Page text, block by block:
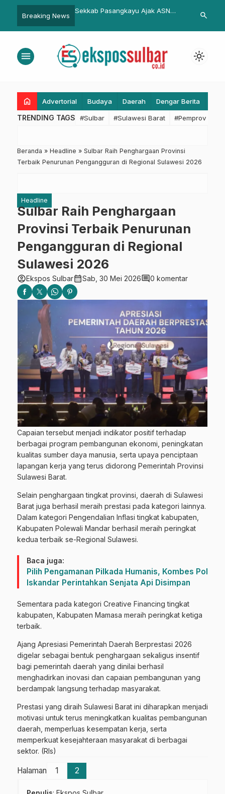
Breaking News
dan Kebersamaan
Polri Aktif Dukung Swasembada,
Tajam di Triwulan Pertama 2025
Jelang
Miskin
search
menu light_mode
home Advertorial Budaya Daerah Dengar Berita
TRENDING TAGS #Sulbar #Sulawesi Barat #Pemprov
Beranda » Headline » Sulbar Raih Penghargaan Provinsi
Terbaik Penurunan Pengangguran di Regional Sulawesi 2026
Headline
Sulbar Raih Penghargaan
Provinsi Terbaik Penurunan
Pengangguran di Regional
Sulawesi 2026
account_circleEkspos Sulbarcalendar_monthSab, 30 Mei 2026comment0 komentar
Capaian tersebut menjadi indikator positif terhadap
berbagai program pembangunan ekonomi, peningkatan
kualitas sumber daya manusia, serta upaya penciptaan
lapangan kerja yang terus didorong Pemerintah Provinsi
Sulawesi Barat.
Selain penghargaan tingkat provinsi, daerah di Sulawesi
Barat juga berhasil meraih prestasi pada kategori lainnya.
Dalam kategori Pengendalian Inflasi tingkat kabupaten,
Kabupaten Polewali Mandar berhasil meraih peringkat
kedua terbaik se-Regional Sulawesi.
Baca juga:
Pilih Pengamanan Pilkada Humanis, Kombes Pol
Iskandar Perintahkan Senjata Api Disimpan
Sementara pada kategori Creative Financing tingkat
kabupaten, Kabupaten Mamasa meraih peringkat ketiga
terbaik.
Ajang Apresiasi Pemerintah Daerah Berprestasi 2026
digelar sebagai bentuk penghargaan sekaligus insentif
bagi pemerintah daerah yang dinilai berhasil
menghadirkan inovasi dan capaian pembangunan yang
berdampak langsung terhadap masyarakat.
Prestasi yang diraih Sulawesi Barat ini diharapkan menjadi
motivasi untuk terus meningkatkan kualitas pembangunan
daerah, memperluas kesempatan kerja, serta
memperkuat kesejahteraan masyarakat di berbagai
sektor. (Rls)
Halaman 1 2